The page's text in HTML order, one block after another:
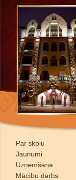
Par skolu
Jaunumi
Uzņemšana
Mācību darbs